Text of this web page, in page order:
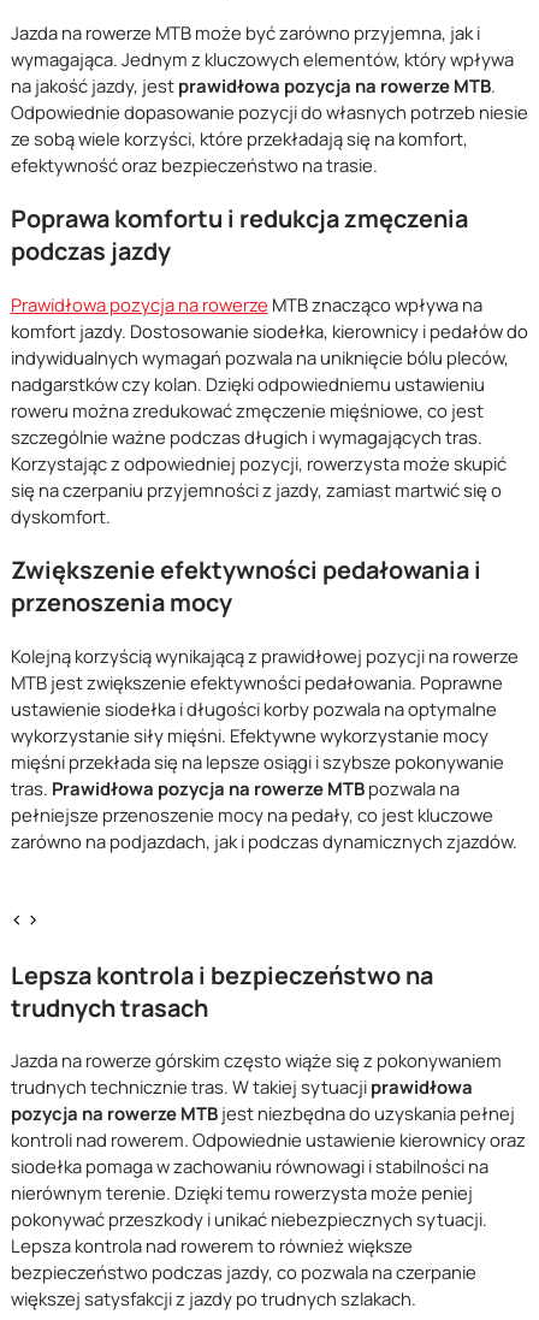
Jazda na rowerze MTB może być zarówno przyjemna, jak i
wymagająca. Jednym z kluczowych elementów, który wpływa
na jakość jazdy, jest prawidłowa pozycja na rowerze MTB.
Odpowiednie dopasowanie pozycji do własnych potrzeb niesie
ze sobą wiele korzyści, które przekładają się na komfort,
efektywność oraz bezpieczeństwo na trasie.
Poprawa komfortu i redukcja zmęczenia
podczas jazdy
Prawidłowa pozycja na rowerze MTB znacząco wpływa na
komfort jazdy. Dostosowanie siodełka, kierownicy i pedałów do
indywidualnych wymagań pozwala na uniknięcie bólu pleców,
nadgarstków czy kolan. Dzięki odpowiedniemu ustawieniu
roweru można zredukować zmęczenie mięśniowe, co jest
szczególnie ważne podczas długich i wymagających tras.
Korzystając z odpowiedniej pozycji, rowerzysta może skupić
się na czerpaniu przyjemności z jazdy, zamiast martwić się o
dyskomfort.
Zwiększenie efektywności pedałowania i
przenoszenia mocy
Kolejną korzyścią wynikającą z prawidłowej pozycji na rowerze
MTB jest zwiększenie efektywności pedałowania. Poprawne
ustawienie siodełka i długości korby pozwala na optymalne
wykorzystanie siły mięśni. Efektywne wykorzystanie mocy
mięśni przekłada się na lepsze osiągi i szybsze pokonywanie
tras. Prawidłowa pozycja na rowerze MTBpozwala na
pełniejsze przenoszenie mocy na pedały, co jest kluczowe
zarówno na podjazdach, jak i podczas dynamicznych zjazdów.
< >
Lepsza kontrola i bezpieczeństwo na
trudnych trasach
Jazda na rowerze górskim często wiąże się z pokonywaniem
trudnych technicznie tras. W takiej sytuacji prawidłowa
pozycja na rowerze MTBjest niezbędna do uzyskania pełnej
kontroli nad rowerem. Odpowiednie ustawienie kierownicy oraz
siodełka pomaga w zachowaniu równowagi i stabilności na
nierównym terenie. Dzięki temu rowerzysta może peniej
pokonywać przeszkody i unikać niebezpiecznych sytuacji.
Lepsza kontrola nad rowerem to również większe
bezpieczeństwo podczas jazdy, co pozwala na czerpanie
większej satysfakcji z jazdy po trudnych szlakach.